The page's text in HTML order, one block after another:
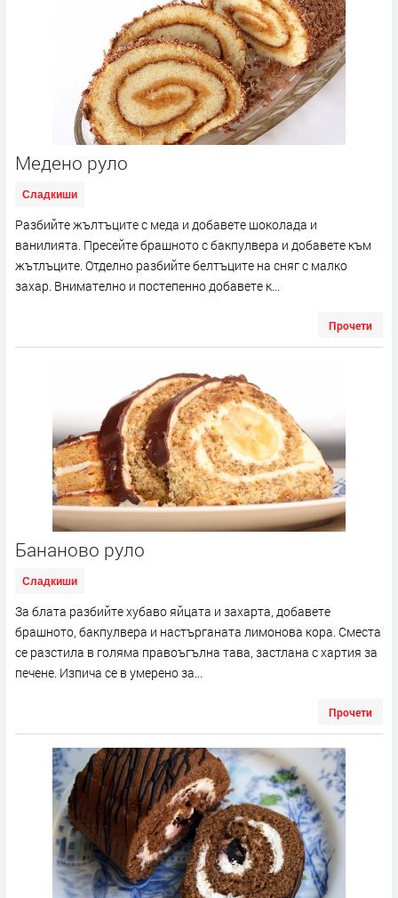
Медено руло
Сладкиши
Разбийте жълтъците с меда и добавете шоколада и
ванилията. Пресейте брашното с бакпулвера и добавете към
жътлъците. Отделно разбийте белтъците на сняг с малко
захар. Внимателно и постепенно добавете к...
Прочети
Бананово руло
Сладкиши
За блата разбийте хубаво яйцата и захарта, добавете
брашното, бакпулвера и настърганата лимонова кора. Сместа
се разстила в голяма правоъгълна тава, застлана с хартия за
печене. Изпича се в умерено за...
Прочети